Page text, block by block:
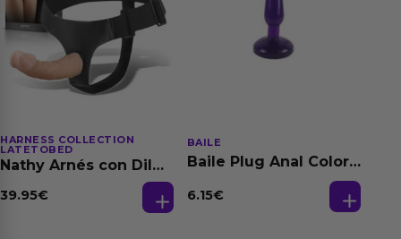
HARNESS COLLECTION
LATETOBED
Nathy Arnés con Dildo
39.95€
BAILE
Baile Plug Anal Color
6.15€